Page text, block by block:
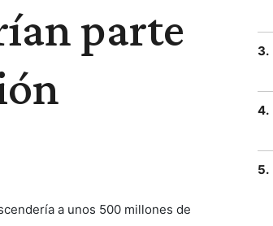
parte
a unos 500 millones de
3.
4.
5.